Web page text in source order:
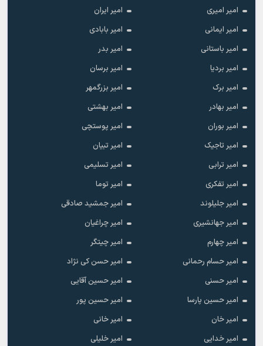
امیر امیری
امیر ایران
امیر ایمانی
امیر بابادی
امیر باستانی
امیر بدر
امیر بردیا
امیر برسان
امیر برک
امیر بزرگمهر
امیر بهادر
امیر بهشتی
امیر بوران
امیر پوستچی
امیر تاجیک
امیر تبیان
امیر ترابی
امیر تسلیمی
امیر تفکری
امیر توما
امیر جلیلوند
امیر جمشید صادقی
امیر جهانشیری
امیر چراغیان
امیر چهارم
امیر چیتگر
امیر حسام رحمانی
امیر حسن کی نژاد
امیر حسنی
امیر حسین آقایی
امیر حسین پارسا
امیر حسین پور
امیر خان
امیر خانی
امیر خدایی
امیر خلیلی